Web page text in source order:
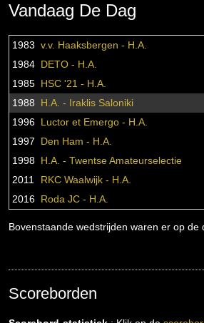
Vandaag De Dag
1983 v.v. Haaksbergen - H.A.
1984 DETO - H.A.
1985 HSC '21 - H.A.
1988
H.A. - Iraklis Saloniki
1996 Luctor et Emergo - H.A.
1997
Den Ham - H.A.
1998 H.A. - Twentse Amateurselectie
2011
RKC Waalwijk - H.A.
2016 Roda JC - H.A.
Bovenstaande wedstrijden waren er op de
Scoreborden